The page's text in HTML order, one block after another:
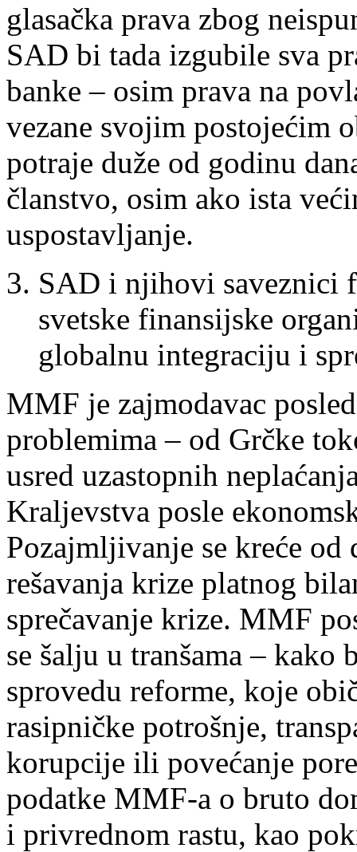
glasačka prava zbog
SAD bi tada izgubile sva
banke – osim prava na
vezane svojim postojećim
potraje duže od godinu
članstvo, osim ako ista
uspostavljanje.
SAD i njihovi saveznici
svetske finansijske
globalnu integraciju i
MMF je zajmodavac
problemima – od Grčke
usred uzastopnih
Kraljevstva posle
Pozajmljivanje se kreće
rešavanja krize platnog
sprečavanje krize. MMF
se šalju u tranšama – kako
sprovedu reforme, koje
rasipničke potrošnje,
korupcije ili povećanje
podatke MMF-a o bruto
i privrednom rastu, kao